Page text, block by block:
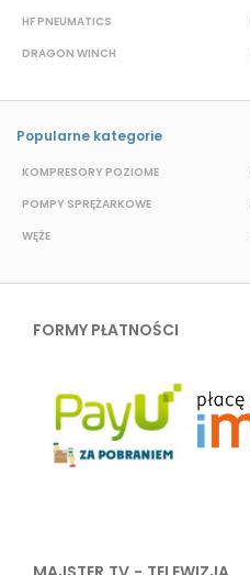
HF PNEUMATICS
DRAGON WINCH
Popularne kategorie
KOMPRESORY POZIOME
POMPY SPRĘŻARKOWE
WĘŻE
FORMY PŁATNOŚCI